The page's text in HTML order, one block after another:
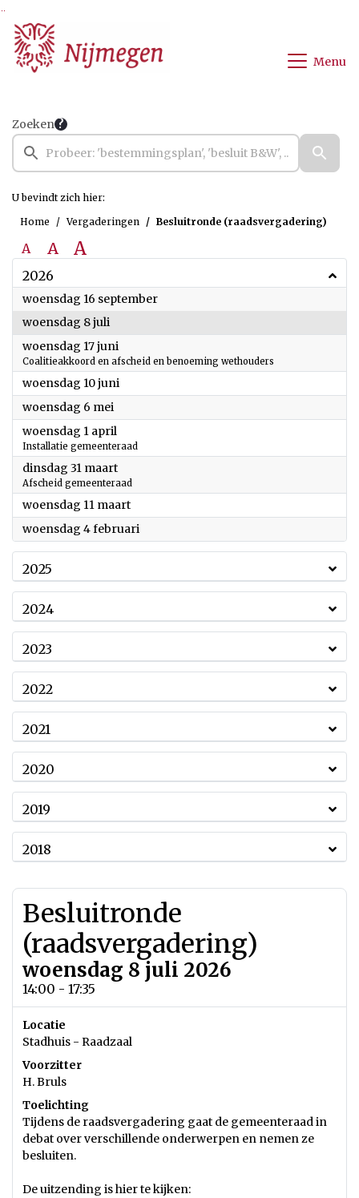
Menu
Zoeken
U bevindt zich hier:
Home
Vergaderingen Besluitronde (raadsvergadering)
A A A
2026
woensdag 16 september2026
woensdag 8 juli
woensdag 17 juni
Coalitieakkoord en afscheid en benoeming wethouders
woensdag 10 juni
woensdag 6 mei
woensdag 1 april
Installatie gemeenteraad
dinsdag 31 maart2026
Afscheid gemeenteraad
woensdag 11 maart2026
woensdag 4 februari
2025
2024
2023
2022
2021
2020
2019
2018
Besluitronde
(raadsvergadering)
woensdag 8 juli 2026
14:00 - 17:35
Locatie
Stadhuis - Raadzaal
Voorzitter
H. Bruls
Toelichting
Tijdens de raadsvergadering gaat de gemeenteraad in
debat over verschillende onderwerpen en nemen ze
besluiten.
De uitzending is hier te kijken: